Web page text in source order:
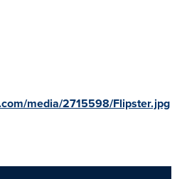
media/2715598/Flipster.jpg